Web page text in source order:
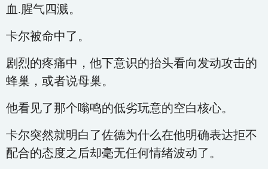
血.腥气四溅。
卡尔被命中了。
剧烈的疼痛中，他下意识的抬头看向发动攻击的
蜂巢，或者说母巢。
他看见了那个嗡鸣的低劣玩意的空白核心。
卡尔突然就明白了佐德为什么在他明确表达拒不
配合的态度之后却毫无任何情绪波动了。